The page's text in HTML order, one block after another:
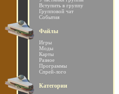
Вступить в группу
Групповой чат
События
Файлы
Игры
Моды
Карты
Разное
Программы
Спрей-лого
Категории